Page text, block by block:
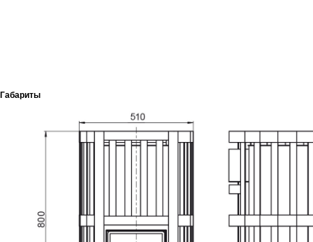
Габариты